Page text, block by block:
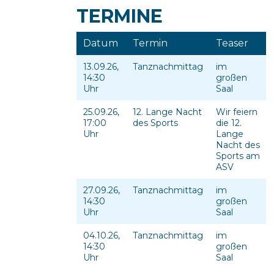
TERMINE
Datum Termin Teaser
13.09.26,
14:30
Uhr
Tanznachmittag
im
großen
Saal
25.09.26,
17:00
Uhr
12. Lange Nacht
des Sports
Wir feiern
die 12.
Lange
Nacht des
Sports am
ASV
27.09.26,
14:30
Uhr
Tanznachmittag
im
großen
Saal
04.10.26,
14:30
Uhr
Tanznachmittag
im
großen
Saal